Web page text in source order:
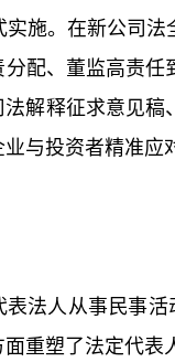
实施。在新公司
配、董监高责任
解释征求意见稿
与投资者精准应
法人从事民事活
重塑了法定代表